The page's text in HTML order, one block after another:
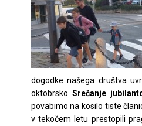
dogodke našega društva
oktobrsko Srečanje
povabimo na kosilo tiste
v tekočem letu prestopili